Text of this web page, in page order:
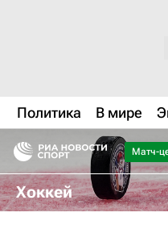
Политика В мире
Матч-
Хоккей